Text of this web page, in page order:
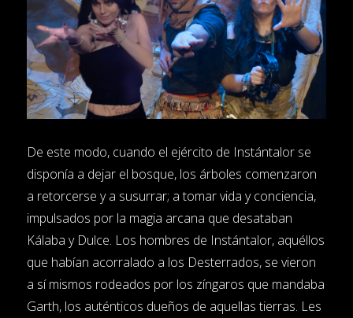
De este modo, cuando el ejército de Instántalor se
disponía a dejar el bosque, los árboles comenzaron
a retorcerse y a susurrar; a tomar vida y conciencia,
impulsados por la magia arcana que desataban
Kálaba y Dulce. Los hombres de Instántalor, aquéllos
que habían acorralado a los Desterrados, se vieron
a sí mismos rodeados por los zíngaros que mandaba
Garth, los auténticos dueños de aquellas tierras. Les